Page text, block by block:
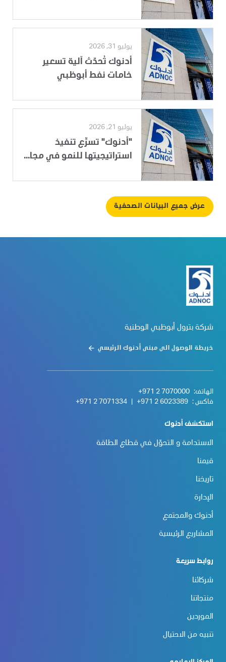
يوليو 31, 2026
أدنوك تُحدّث آلية تسعير
خامات نفط أبوظبي
يوليو 21, 2026
"أدنوك" تسرِّع تنفيذ
استراتيجيتها للنمو في مجا...
عرض جميع البيانات الصحفية
شركة بترول أبوظبي الوطنية
خريطة الوصول الى مبنى أدنوك الرئيسي
الهاتف: +971 2 7070000
فاكس : +971 2 6023389
+971 2 7071334
استكشف أدنوك
الاستدامة و التحوّل في قطاع الطاقة
قيمنا
تاريخنا
الإدارة
أدنوك والمجتمع
المشاريع الرئيسية
روابط سريعة
شركائنا
منتجاتنا
الموردين
تنبيه من الاحتيال